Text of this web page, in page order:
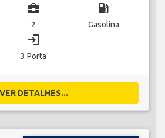
business_center
2
local_gas_station
Gasolina
login
3 Porta
VER DETALHES...